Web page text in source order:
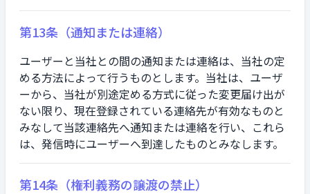
第13条（通知または連絡）
ユーザーと当社との間の通知または連絡は、当社の定
める方法によって行うものとします。当社は、ユーザ
ーから、当社が別途定める方式に従った変更届け出が
ない限り、現在登録されている連絡先が有効なものと
みなして当該連絡先へ通知または連絡を行い、これら
は、発信時にユーザーへ到達したものとみなします。
第14条（権利義務の譲渡の禁止）